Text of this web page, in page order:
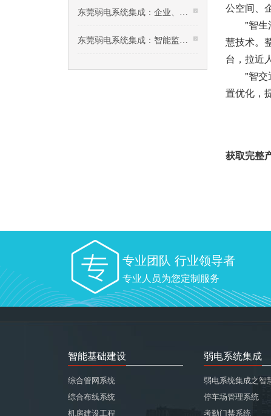
公空间、
"智生
慧技术。
台，拉近
"智交
置优化，
获取完整
东莞弱电系统集成：企业、园区无线WLAN网络建设规划
东莞弱电系统集成：智能监控系统技术交底
专业团队 行业领导者
专业人员为您定制服务
智能基础建设
综合管网系统
综合布线系统
机房建设工程
弱电系统集成
弱电系统集成之智
停车场管理系统
考勤门禁系统